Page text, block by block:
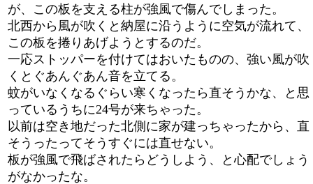
が、この板を支える柱が強風で傷んでしまった。
北西から風が吹くと納屋に沿うように空気が流れて、
この板を捲りあげようとするのだ。
一応ストッパーを付けてはおいたものの、強い風が吹
くとぐあんぐあん音を立てる。
蚊がいなくなるぐらい寒くなったら直そうかな、と思
っているうちに24号が来ちゃった。
以前は空き地だった北側に家が建っちゃったから、直
そうったってそうすぐには直せない。
板が強風で飛ばされたらどうしよう、と心配でしょう
がなかったな。